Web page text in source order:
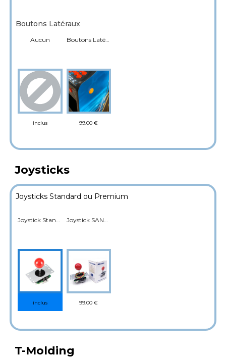
Boutons Latéraux
Aucun
inclus
Boutons Latéraux flipper
99.00 €
Joysticks
Joysticks Standard ou Premium
inclus 99.00 €
T-Molding